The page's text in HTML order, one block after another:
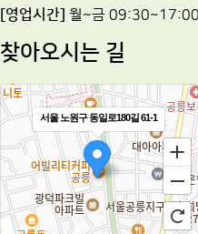
[영업시간] 월~금 09:30~17:00
찾아오시는 길
서울 노원구 동일로180길 61-1